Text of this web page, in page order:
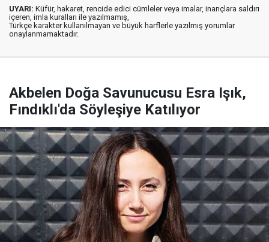
UYARI: Küfür, hakaret, rencide edici cümleler veya imalar, inançlara saldırı
içeren, imla kuralları ile yazılmamış,
Türkçe karakter kullanılmayan ve büyük harflerle yazılmış yorumlar
onaylanmamaktadır.
Akbelen Doğa Savunucusu Esra Işık,
Fındıklı'da Söyleşiye Katılıyor